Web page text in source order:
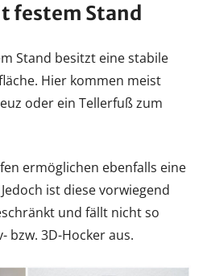
festem Stand
Stand besitzt eine stabile
Hier kommen meist
oder ein Tellerfuß zum
ermöglichen ebenfalls eine
ist diese vorwiegend
und fällt nicht so
bzw. 3D-Hocker aus.